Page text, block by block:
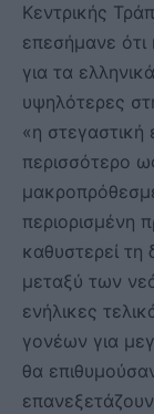
Κεντρικής
επεσήμανε
για τα
υψηλότερες
«η στεγαστική
περισσότερο
περιορισμένη
καθυστερεί τη
μεταξύ των
ενήλικες
γονέων για
θα